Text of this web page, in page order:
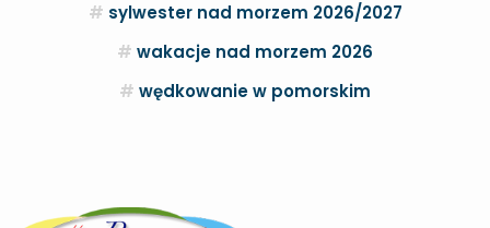
sylwester nad morzem 2026/2027
wakacje nad morzem 2026
wędkowanie w pomorskim